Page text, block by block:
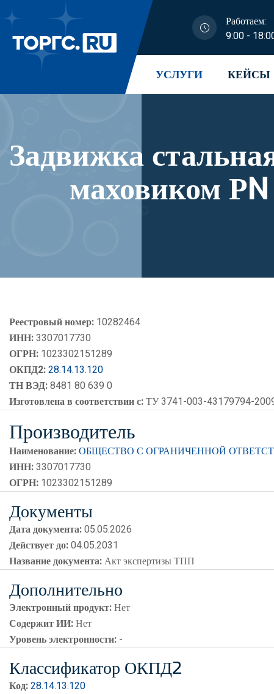
Работаем:
9:00 -
УСЛУГИ КЕЙСЫ
Задвижка
маховиком
Реестровый номер: 10282464
ИНН:3307017730
ОГРН: 1023302151289
ОКПД2:28.14.13.120
ТН ВЭД:8481 80 639 0
Изготовлена в соответствии с:ТУ 3741-003-43179794-
Производитель
Наименование:ОБЩЕСТВО С ОГРАНИЧЕННОЙ
ИНН:3307017730
ОГРН: 1023302151289
Документы
Дата документа:05.05.2026
Действует до:04.05.2031
Название документа:Акт экспертизы ТПП
Дополнительно
Электронный продукт:Нет
Содержит ИИ:Нет
Уровень электронности: -
Классификатор ОКПД2
Код:28.14.13.120